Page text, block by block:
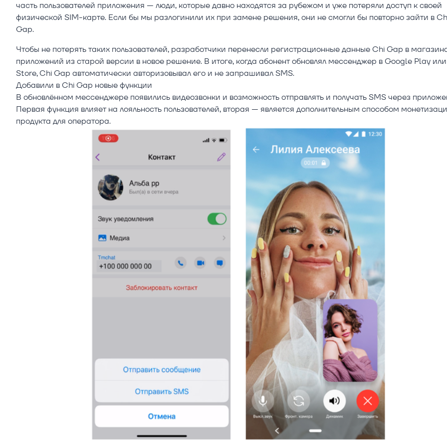
часть пользователей приложения — люди, которые давно находятся за рубежом и уже потеряли доступ к своей
физической SIM-карте. Если бы мы разлогинили их при замене решения, они не смогли бы повторно зайти в
Gap.
Чтобы не потерять таких пользователей, разработчики перенесли регистрационные данные Chi Gap в
приложений из старой версии в новое решение. В итоге, когда абонент обновлял мессенджер в Google Play
Store, Chi Gap автоматически авторизовывал его и не запрашивал SMS.
Добавили в Chi Gap новые функции
В обновлённом мессенджере появились видеозвонки и возможность отправлять и получать SMS через
Первая функция влияет на лояльность пользователей, вторая — является дополнительным способом
продукта для оператора.